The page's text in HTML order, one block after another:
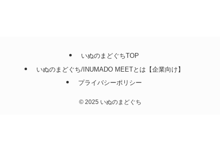
いぬのまどぐちTOP
いぬのまどぐち/INUMADO MEETとは【企業向け】
プライバシーポリシー
©2025 いぬのまどぐち